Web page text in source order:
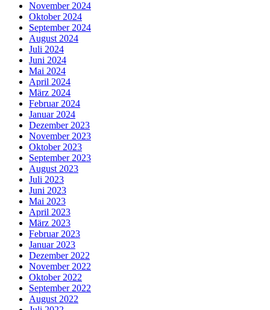
November 2024
Oktober 2024
September 2024
August 2024
Juli 2024
Juni 2024
Mai 2024
April 2024
März 2024
Februar 2024
Januar 2024
Dezember 2023
November 2023
Oktober 2023
September 2023
August 2023
Juli 2023
Juni 2023
Mai 2023
April 2023
März 2023
Februar 2023
Januar 2023
Dezember 2022
November 2022
Oktober 2022
September 2022
August 2022